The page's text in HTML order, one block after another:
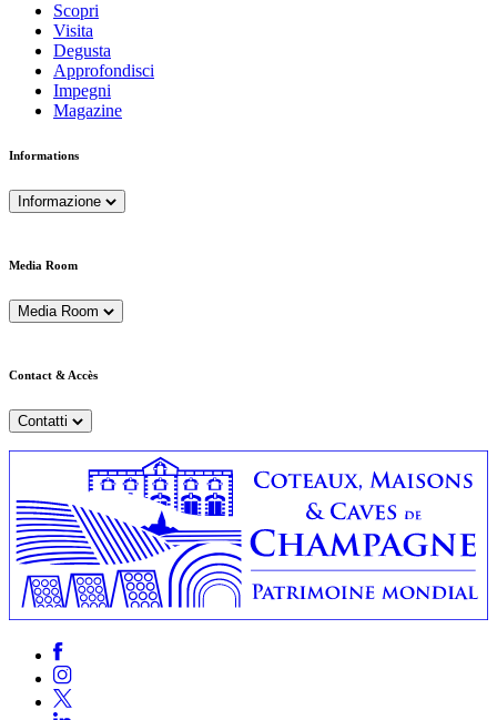
Scopri
Visita
Degusta
Approfondisci
Impegni
Magazine
Informations
Informazione
Media Room
Media Room
Contact & Accès
Contatti